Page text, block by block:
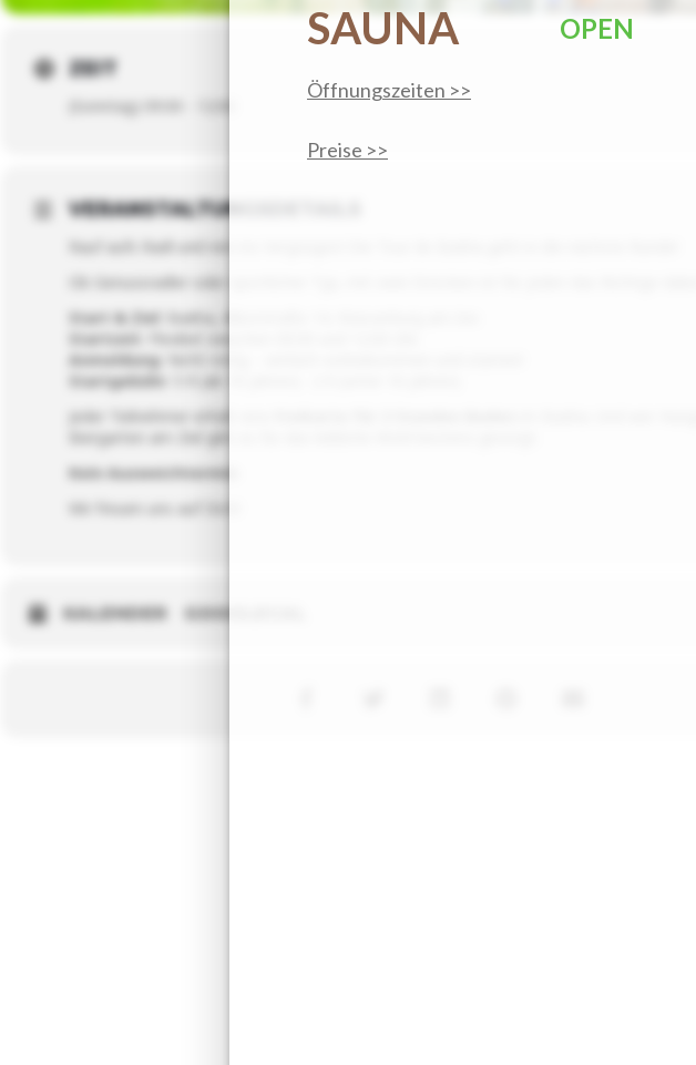
ZEIT
(Sonntag) 09:00 - 12:00
VERANSTALTUNGSDETAILS
Rauf aufs Radl und rein ins Vergnügen! Die Tour de Badria geht in die nächste Runde!
Ob Genussradler oder sportlicher Typ, mit zwei Strecken ist für jeden das Richtige dabei.
Start & Ziel
: Badria, Alkorstraße 14, Wasserburg am Inn
Startzeit
Anmeldung
Startgebühr
Jeder Teilnehmer erhält eine
Biergarten am Ziel gibt es für das leibliche Wohl bestens gesorgt.
Kein Ausweichtermin
Wir freuen uns auf Dich!
KALENDER GOOGLECAL
SAUNA
Öffnungszeiten >>
Preise >>
OPEN